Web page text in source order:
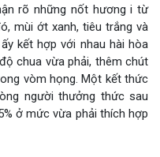
rõ những nốt hương i từ
mùi ớt xanh, tiêu trắng và
kết hợp với nhau hài hòa
chua vừa phải, thêm chút
vòm họng. Một kết thức
người thưởng thức sau
ở mức vừa phải thích hợp